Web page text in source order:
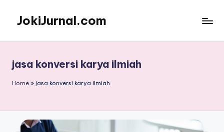
content
JokiJurnal.com
Publikasi
Jurnal
jasa konversi karya ilmiah
Home » jasa konversi karya ilmiah